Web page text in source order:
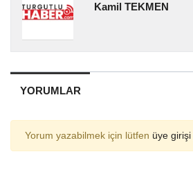
Kamil TEKMEN
YORUMLAR
Yorum yazabilmek için lütfen üye girişi